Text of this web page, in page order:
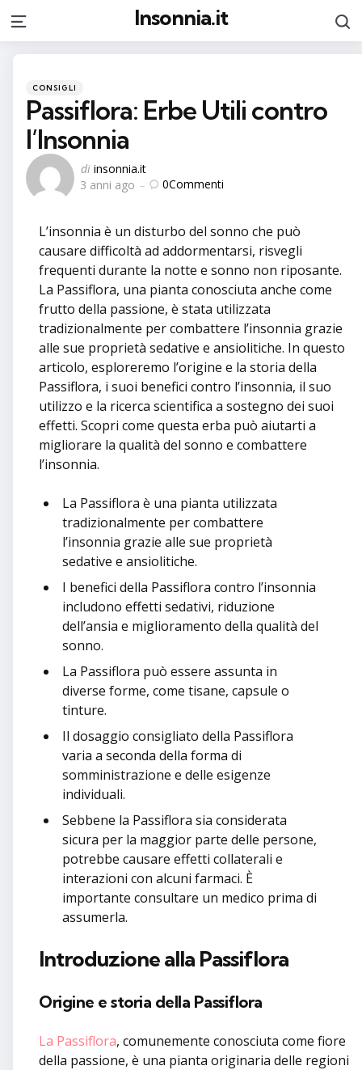
Menu Insonnia.it
Categorie
Pubblicato
CONSIGLI
Passiflora: Erbe Utili contro
l’Insonnia
Postato
da
di insonnia.it
3 anni ago
0Commenti
L’insonnia è un disturbo del sonno che può
causare difficoltà ad addormentarsi, risvegli
frequenti durante la notte e sonno non riposante.
La Passiflora, una pianta conosciuta anche come
frutto della passione, è stata utilizzata
tradizionalmente per combattere l’insonnia grazie
alle sue proprietà sedative e ansiolitiche. In questo
articolo, esploreremo l’origine e la storia della
Passiflora, i suoi benefici contro l’insonnia, il suo
utilizzo e la ricerca scientifica a sostegno dei suoi
effetti. Scopri come questa erba può aiutarti a
migliorare la qualità del sonno e combattere
l’insonnia.
La Passiflora è una pianta utilizzata
tradizionalmente per combattere
l’insonnia grazie alle sue proprietà
sedative e ansiolitiche.
I benefici della Passiflora contro l’insonnia
includono effetti sedativi, riduzione
dell’ansia e miglioramento della qualità del
sonno.
La Passiflora può essere assunta in
diverse forme, come tisane, capsule o
tinture.
Il dosaggio consigliato della Passiflora
varia a seconda della forma di
somministrazione e delle esigenze
individuali.
Sebbene la Passiflora sia considerata
sicura per la maggior parte delle persone,
potrebbe causare effetti collaterali e
interazioni con alcuni farmaci. È
importante consultare un medico prima di
assumerla.
Introduzione alla Passiflora
Origine e storia della Passiflora
La Passiflora, comunemente conosciuta come fiore
della passione, è una pianta originaria delle regioni